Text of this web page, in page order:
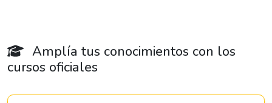
Amplía tus conocimientos con los
cursos oficiales